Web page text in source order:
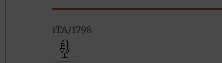
iTA/1798